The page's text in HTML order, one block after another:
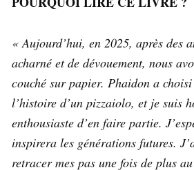
« Aujourd’hui, en 2025, après des
acharné et de dévouement, nous
couché sur papier. Phaidon a
l’histoire d’un pizzaiolo, et je suis
enthousiaste d’en faire partie.
inspirera les générations futures.
retracer mes pas une fois de plus